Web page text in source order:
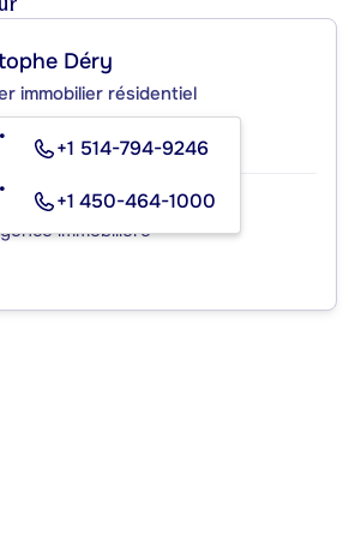
Déry
immobilier résidentiel
+1 514-794-9246
+1 450-464-1000
MAX EXTRA INC.
immobilière